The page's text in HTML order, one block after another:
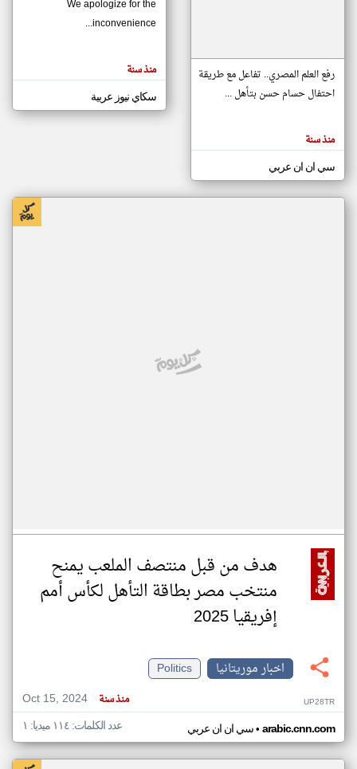
مصادر الأخبار من موريتانيا
اخبار موريتانيا على مدار الساعة
أهم اخبار موريتانيا العاجلة والمباشرة
المقالات
الموجوده
هنا عن
رفع العلم المصري.. تفاعل مع طريقة
احتفال حسام حسن بتأهل ...
منذ سنة
سي ان ان عربي
We apologize for the
inconvenience...
منذ سنة
سكاي نيوز عربية
هدف من قبل منتصف الملعب يمنح
منتخب مصر بطاقة التأهل لكأس أمم
إفريقيا 2025
اخبار موريتانيا
Politics
Oct 15, 2024
منذ سنة UP28TR
سي ان ان عربي• arabic.cnn.com عدد الكلمات: ١١٤ ميديا: ١
klyoum.com